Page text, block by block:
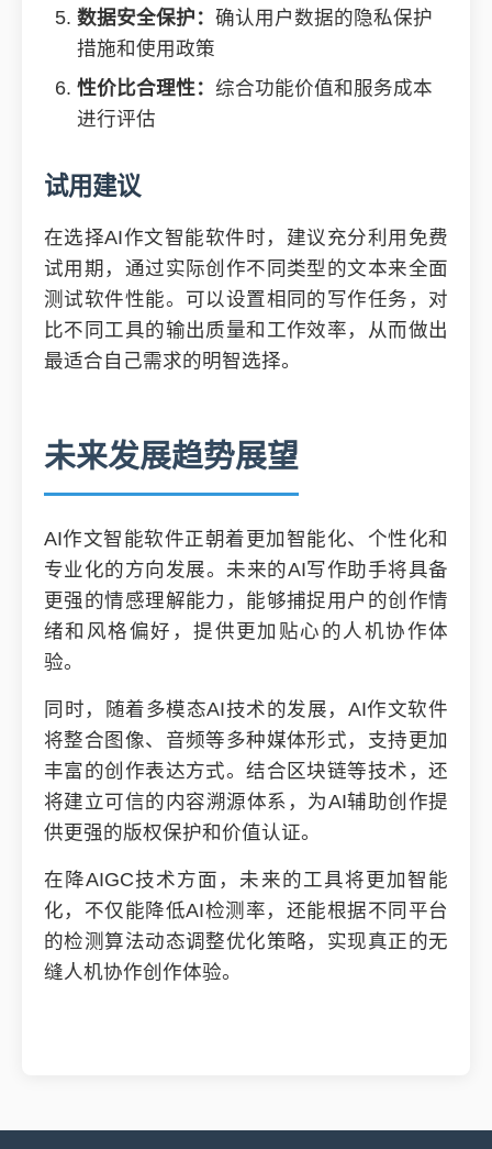
数据安全保护： 确认用户数据的隐私保护
措施和使用政策
性价比合理性： 综合功能价值和服务成本
进行评估
试用建议
在选择AI作文智能软件时，建议充分利用免费
试用期，通过实际创作不同类型的文本来全面
测试软件性能。可以设置相同的写作任务，对
比不同工具的输出质量和工作效率，从而做出
最适合自己需求的明智选择。
未来发展趋势展望
AI作文智能软件正朝着更加智能化、个性化和
专业化的方向发展。未来的AI写作助手将具备
更强的情感理解能力，能够捕捉用户的创作情
绪和风格偏好，提供更加贴心的人机协作体
验。
同时，随着多模态AI技术的发展，AI作文软件
将整合图像、音频等多种媒体形式，支持更加
丰富的创作表达方式。结合区块链等技术，还
将建立可信的内容溯源体系，为AI辅助创作提
供更强的版权保护和价值认证。
在降AIGC技术方面，未来的工具将更加智能
化，不仅能降低AI检测率，还能根据不同平台
的检测算法动态调整优化策略，实现真正的无
缝人机协作创作体验。